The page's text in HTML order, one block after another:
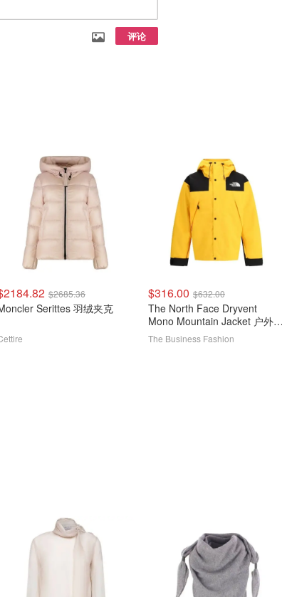
评论
$2685.36
Serittes 羽绒夹克
$316.00 $632.00
The North Face Dryvent
Mono Mountain Jacket 户外
克
The Business Fashion